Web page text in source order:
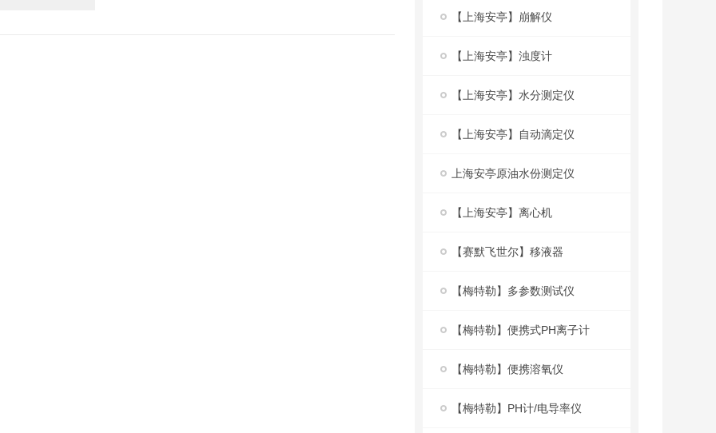
【上海安亭】崩解仪
【上海安亭】浊度计
【上海安亭】水分测定仪
【上海安亭】自动滴定仪
上海安亭原油水份测定仪
【上海安亭】离心机
【赛默飞世尔】移液器
【梅特勒】多参数测试仪
【梅特勒】便携式PH离子计
【梅特勒】便携溶氧仪
【梅特勒】PH计/电导率仪